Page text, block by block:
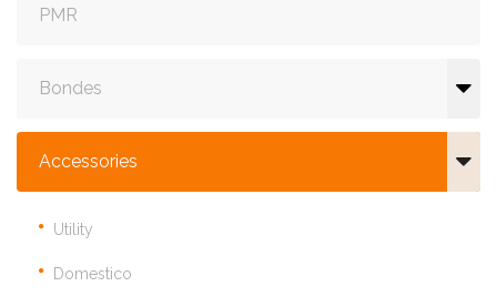
PMR
Bondes
Accessories
Utility
Domestico